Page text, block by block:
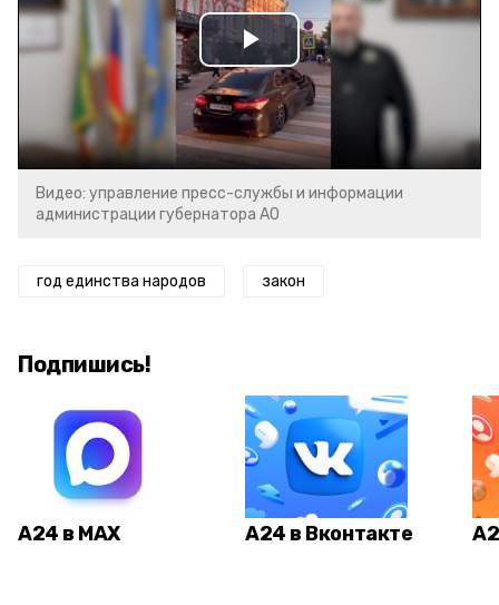
Play
Video
Видео: управление пресс-службы и информации
администрации губернатора АО
год единства народов закон
Подпишись!
А24 в MAX А24 в Вконтакте